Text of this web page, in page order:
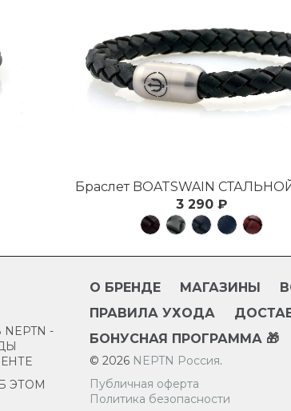
Браслет BOATSWAIN
3 290 ₽
-
ЭТОМ
О БРЕНДЕ МАГАЗИНЫ
ПРАВИЛА УХОДА
БОНУСНАЯ ПРОГРАММА 🎁
© 2026 NEPTN Россия.
Публичная оферта
Политика безопасности